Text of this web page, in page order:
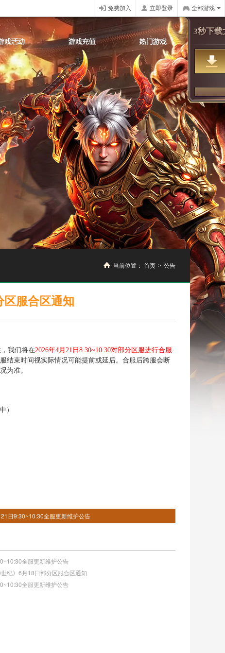
免费加入 立即登录 全部游戏
当前位置： 首页 > 公告
区服合区通知
我们将在2026年4月21日8:30~10:30对部分区服进行合服
结束时间视实际情况可能提前或延后。合服后跨服会断
为准。
）
日9:30~10:30全服更新维护公告
全服更新维护公告
纪》6月18日部分区服合区通知
全服更新维护公告
3秒下载